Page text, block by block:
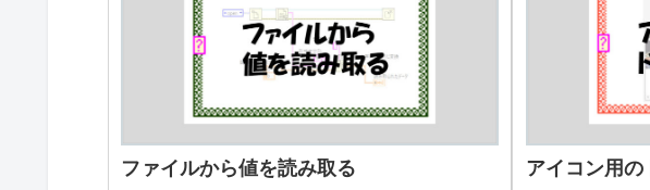
ファイルから値を読み取る アイコン用の